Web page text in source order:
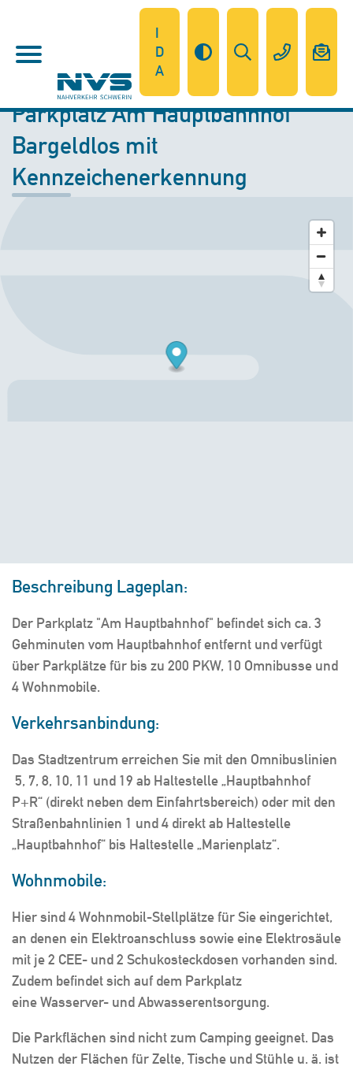
I
D
A
Parkplatz Am Hauptbahnhof
Bargeldlos mit
Kennzeichenerkennung
Beschreibung Lageplan:
Der Parkplatz "Am Hauptbahnhof" befindet sich ca. 3
Gehminuten vom Hauptbahnhof entfernt und verfügt
über Parkplätze für bis zu 200 PKW, 10 Omnibusse und
4 Wohnmobile.
Verkehrsanbindung:
Das Stadtzentrum erreichen Sie mit den Omnibuslinien
5, 7, 8, 10, 11 und 19 ab Haltestelle „Hauptbahnhof
P+R“ (direkt neben dem Einfahrtsbereich) oder mit den
Straßenbahnlinien 1 und 4 direkt ab Haltestelle
„Hauptbahnhof“ bis Haltestelle „Marienplatz“.
Wohnmobile:
Hier sind 4 Wohnmobil-Stellplätze für Sie eingerichtet,
an denen ein Elektroanschluss sowie eine Elektrosäule
mit je 2 CEE- und 2 Schukosteckdosen vorhanden sind.
Zudem befindet sich auf dem Parkplatz
eine Wasserver- und Abwasserentsorgung.
Die Parkflächen sind nicht zum Camping geeignet. Das
Nutzen der Flächen für Zelte, Tische und Stühle u. ä. ist